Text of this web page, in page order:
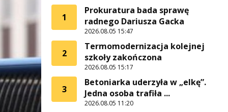
1
Prokuratura bada sprawę
radnego Dariusza Gacka
2026.08.05 15:47
2
Termomodernizacja kolejnej
szkoły zakończona
2026.08.05 15:17
3
Betoniarka uderzyła w „elkę”.
Jedna osoba trafiła ...
2026.08.05 11:20